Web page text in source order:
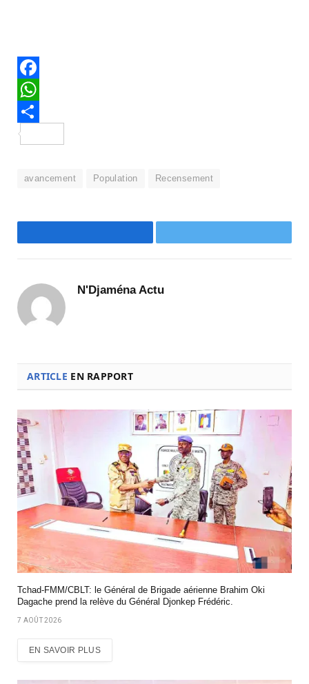
Facebook
WhatsApp
avancement Population Recensement
Facebook Twitter
N'Djaména Actu
ARTICLE EN RAPPORT
Tchad-FMM/CBLT: le Général de Brigade aérienne Brahim Oki
Dagache prend la relève du Général Djonkep Frédéric.
7 AOÛT 2026
EN SAVOIR PLUS